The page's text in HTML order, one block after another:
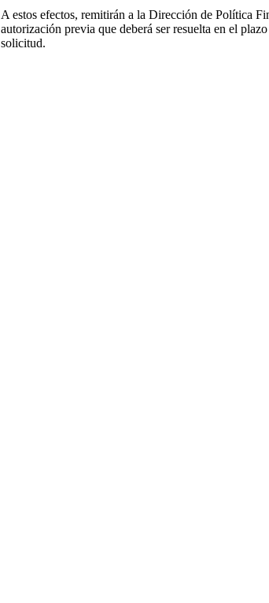
A estos efectos, remitirán a la Dirección de Política
autorización previa que deberá ser resuelta en el
solicitud.